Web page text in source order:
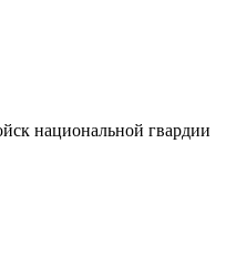
национальной гвардии